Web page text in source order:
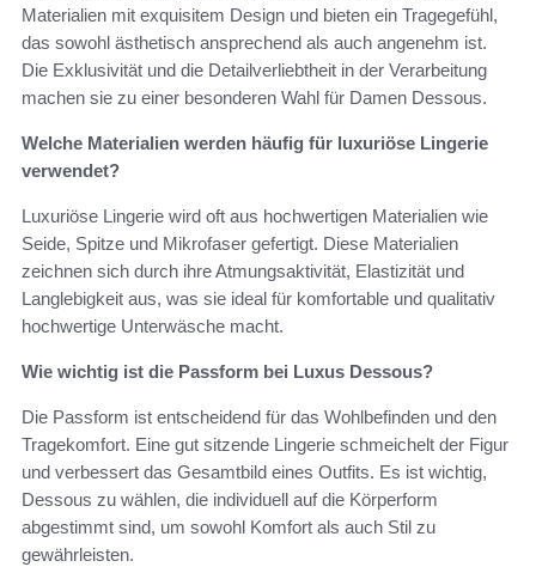
Materialien mit exquisitem Design und bieten ein Tragegefühl,
das sowohl ästhetisch ansprechend als auch angenehm ist.
Die Exklusivität und die Detailverliebtheit in der Verarbeitung
machen sie zu einer besonderen Wahl für Damen Dessous.
Welche Materialien werden häufig für luxuriöse Lingerie
verwendet?
Luxuriöse Lingerie wird oft aus hochwertigen Materialien wie
Seide, Spitze und Mikrofaser gefertigt. Diese Materialien
zeichnen sich durch ihre Atmungsaktivität, Elastizität und
Langlebigkeit aus, was sie ideal für komfortable und qualitativ
hochwertige Unterwäsche macht.
Wie wichtig ist die Passform bei Luxus Dessous?
Die Passform ist entscheidend für das Wohlbefinden und den
Tragekomfort. Eine gut sitzende Lingerie schmeichelt der Figur
und verbessert das Gesamtbild eines Outfits. Es ist wichtig,
Dessous zu wählen, die individuell auf die Körperform
abgestimmt sind, um sowohl Komfort als auch Stil zu
gewährleisten.